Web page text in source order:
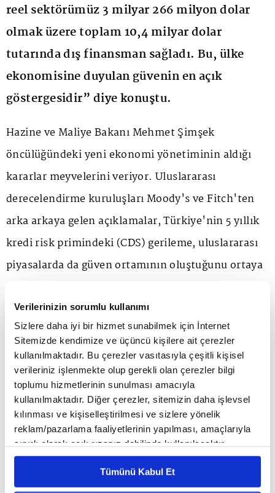
Verilerinizin sorumlu kullanımı
Sizlere daha iyi bir hizmet sunabilmek için İnternet
Sitemizde kendimize ve üçüncü kişilere ait çerezler
kullanılmaktadır. Bu çerezler vasıtasıyla çeşitli kişisel
verileriniz işlenmekte olup gerekli olan çerezler bilgi
toplumu hizmetlerinin sunulması amacıyla
kullanılmaktadır. Diğer çerezler, sitemizin daha işlevsel
kılınması ve kişiselleştirilmesi ve sizlere yönelik
reklam/pazarlama faaliyetlerinin yapılması, amaçlarıyla
sınırlı olarak açık rızanız dahilinde kullanılacaktır.
Çerezlere ilişkin tercihlerinizi çerez paneli vasıtasıyla
belirleyebilirsiniz. Çerezlere ilişkin detaylı bilgi için
Ayarlar butonuna tıklayabilir,Çerez Bilgilendirme
Tümünü Kabul Et
reel sektörümüz 3 milyar 266 milyon dolar
olmak üzere toplam 10,4 milyar dolar
tutarında dış finansman sağladı. Bu, ülke
ekonomisine duyulan güvenin en açık
göstergesidir” diye konuştu.
Hazine ve Maliye Bakanı Mehmet Şimşek
öncülüğündeki yeni ekonomi yönetiminin aldığı
kararlar meyvelerini veriyor. Uluslararası
derecelendirme kuruluşları Moody's ve Fitch'ten
arka arkaya gelen açıklamalar, Türkiye'nin 5 yıllık
kredi risk primindeki (CDS) gerileme, uluslararası
piyasalarda da güven ortamının oluştuğunu ortaya
Seçim sonrası tüm bu gelişmelerin ardından
Türkiye'deki bankaların ve büyük şirketlerin dış
kaynak bulmasının da önü açıldı.
"Adeta önde gelen tüm ekonomiler Türkiye'yi
yatırım için radarına aldı"
Bakan Şimşek, ekonomi politikalarında yürütülen